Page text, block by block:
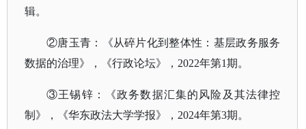
辑。
②唐玉青：《从碎片化到整体性：基层政务服务
数据的治理》，《行政论坛》，2022年第1期。
③王锡锌：《政务数据汇集的风险及其法律控
制》，《华东政法大学学报》，2024年第3期。